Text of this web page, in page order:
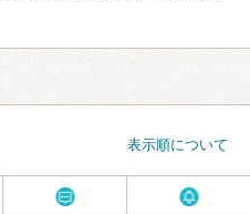
表示順について